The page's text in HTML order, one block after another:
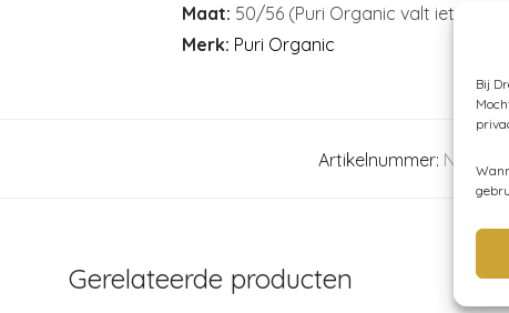
Bij
Maat: 50/56 (Puri Organic valt iets
Merk: Puri Organic
Artikelnummer: N/B
Gerelateerde producten